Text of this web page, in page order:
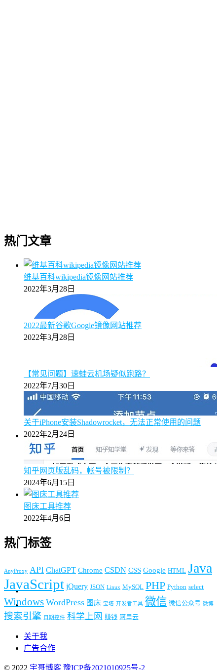
热门文章
维基百科wikipedia镜像网站推荐
2022年3月28日
2022最新谷歌Google镜像网站推荐
2022年3月28日
【常见问题】速蛙云机场疑似跑路？
2022年7月30日
关于iPhone安装Shadowrocket，无法正常使用的问题
2022年2月24日
知乎网页版乱码，帐号被限制？
2024年6月15日
图床工具推荐
2022年4月6日
热门标签
AnyProxy API ChatGPT Chrome CSDN CSS Google HTML Java
JavaScript jQuery JSON Linux MySQL PHP Python select
Windows WordPress 图床 宝塔 开发者工具 微信 微信公众号 微博
搜索引擎 日期控件 科学上网 赚钱 阿里云
关于我
广告合作
© 2022 宇哥博客 豫ICP备2021010925号-2